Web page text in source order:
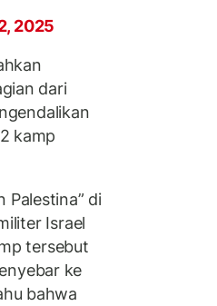
2025
dari
kamp
Palestina” di
Israel
tersebut
ke
bahwa